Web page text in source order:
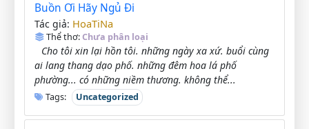
Buồn Ơi Hãy Ngủ Đi
Tác giả: HoaTiNa
Thể thơ:Chưa phân loại
Cho tôi xin lại hồn tôi. những ngày xa xứ. buổi cùng
ai lang thang dạo phố. những đêm hoa lá phố
phường... có những niềm thương. không thể...
Tags: Uncategorized